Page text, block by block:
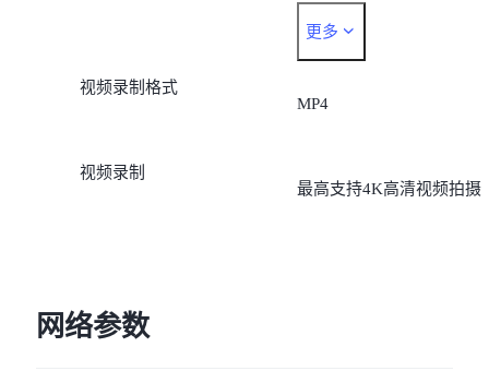
超级月亮、星空、专业、
拍、美食、Jovi扫描、动态
录像、微电影
更多
视频录制格式
MP4
视频录制
最高支持4K高清视频拍摄
网络参数